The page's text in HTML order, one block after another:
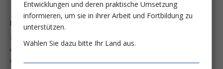
Le lévosimendan dans le choc septique?
L’hémodynamique des patients en choc septique est
caractérisée par une combinaison de vasoplégie,
d’hyporéactivité aux catécholamines et de dysfonctionnement
Entwicklungen und deren praktische Umsetzung
informieren, um sie in ihrer Arbeit und Fortbildung zu
unterstützen.
Wählen Sie dazu bitte Ihr Land aus.